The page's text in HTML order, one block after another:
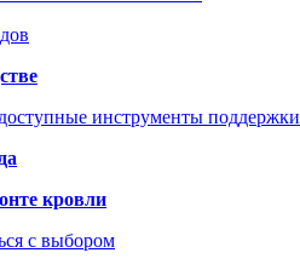
инструменты поддержки
кровли
с выбором